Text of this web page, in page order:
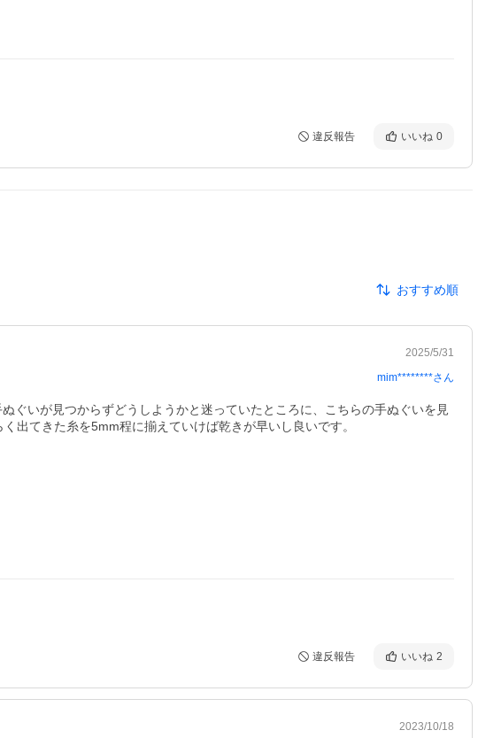
違反報告 いいね 0
おすすめ順
2025/5/31
mim********さん
ぐいが見つからずどうしようかと迷っていたところに、こちらの手ぬぐいを見
出てきた糸を5mm程に揃えていけば乾きが早いし良いです。
違反報告 いいね 2
2023/10/18